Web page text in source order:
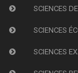
SCIENCES
SCIENCES
SCIENCES